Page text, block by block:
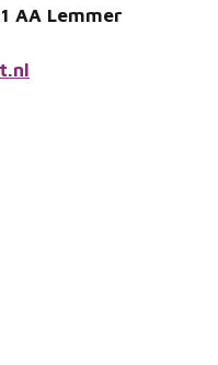
AA Lemmer